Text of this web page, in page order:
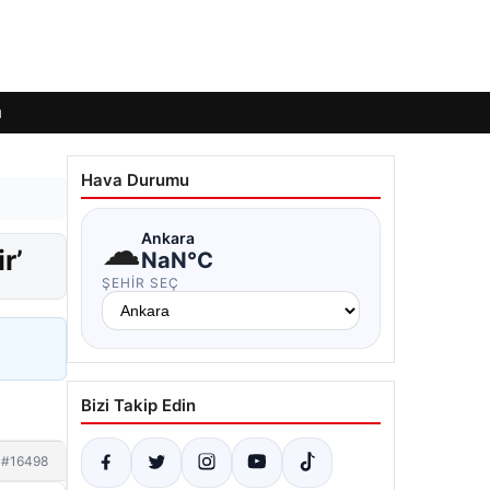
#16498
Hava Durumu
☁Ankara
NaN°C
ŞEHIR SEÇ
Bizi Takip Edin